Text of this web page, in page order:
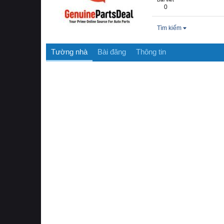
0
Tìm kiếm
Tường nhà Bài đăng Thông tin